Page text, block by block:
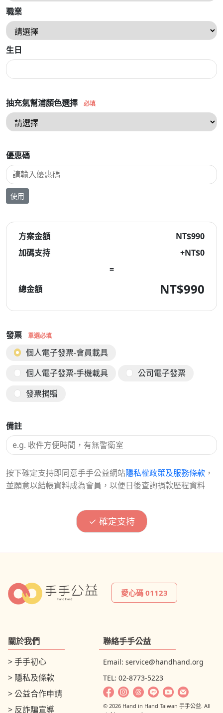
生日
職業
抽充氣幫浦顏色選擇 必填
優惠碼
使用
方案金額
NT$990
加碼支持
+NT$0
=
總金額
NT$990
發票 單選必填
個人電子發票-會員載具
個人電子發票-手機載具
公司電子發票
發票捐贈
備註
按下確定支持即同意手手公益網站隱私權政策及服務條款 ，
並願意以結帳資料成為會員，以便日後查詢捐款歷程資料
愛心碼 01123
關於我們
> 手手初心
> 隱私及條款
> 公益合作申請
> 反詐騙宣導
聯絡手手公益
Email:service@handhand.org
TEL: 02-8773-5223
© 2026 Hand in Hand Taiwan 手手公益. All